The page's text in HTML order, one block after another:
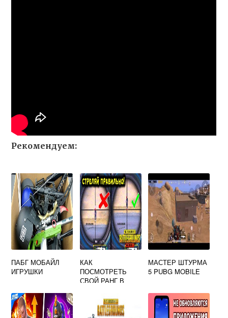
Рекомендуем:
ПАБГ МОБАЙЛ
ИГРУШКИ
КАК
ПОСМОТРЕТЬ
СВОЙ РАНГ В
МАСТЕР ШТУРМА
5 PUBG MOBILE